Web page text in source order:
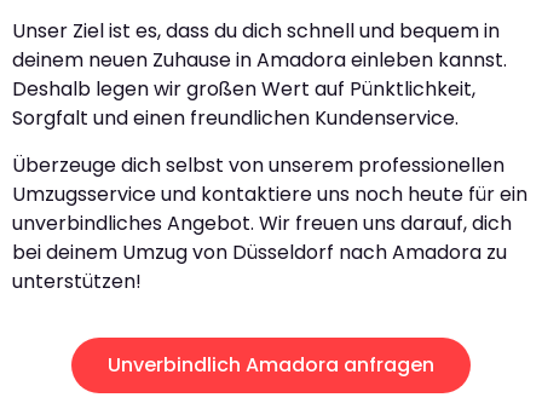
Unser Ziel ist es, dass du dich schnell und bequem in
deinem neuen Zuhause in Amadora einleben kannst.
Deshalb legen wir großen Wert auf Pünktlichkeit,
Sorgfalt und einen freundlichen Kundenservice.
Überzeuge dich selbst von unserem professionellen
Umzugsservice und kontaktiere uns noch heute für ein
unverbindliches Angebot. Wir freuen uns darauf, dich
bei deinem Umzug von Düsseldorf nach Amadora zu
unterstützen!
Unverbindlich Amadora anfragen